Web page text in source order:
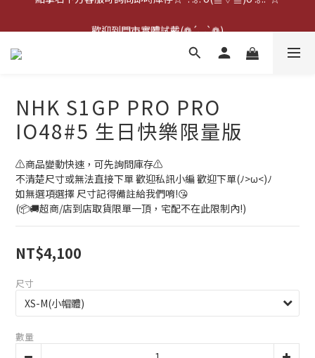
雨衣盲盒現正開跑╰(*°▽°*)╯
NHK S1GP PRO PRO
IO48#5 生日快樂限量版
⚠️商品變動快速，可先詢問庫存⚠️
不清楚尺寸或無法直接下單 歡迎私訊小編 歡迎下單(ﾉ>ω<)ﾉ
如無選項選擇 尺寸記得備註給我們唷!😘
(📦🚚超商/店到店取貨限單一頂，宅配不在此限制內!)
NT$4,100
尺寸
數量